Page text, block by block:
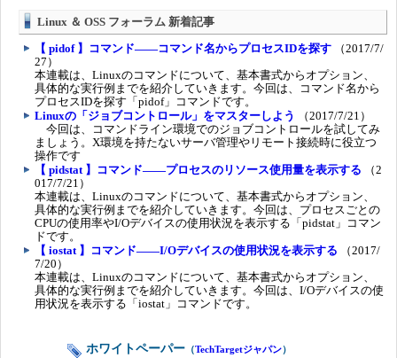
Linux ＆ OSS フォーラム 新着記事
【 pidof 】コマンド――コマンド名からプロセスIDを探す （2017/7/
27）
本連載は、Linuxのコマンドについて、基本書式からオプション、
具体的な実行例までを紹介していきます。今回は、コマンド名から
プロセスIDを探す「pidof」コマンドです。
Linuxの「ジョブコントロール」をマスターしよう
（2017/7/21）
今回は、コマンドライン環境でのジョブコントロールを試してみ
ましょう。X環境を持たないサーバ管理やリモート接続時に役立つ
操作です
【 pidstat 】コマンド――プロセスのリソース使用量を表示する （2
017/7/21）
本連載は、Linuxのコマンドについて、基本書式からオプション、
具体的な実行例までを紹介していきます。今回は、プロセスごとの
CPUの使用率やI/Oデバイスの使用状況を表示する「pidstat」コマン
ドです。
【 iostat 】コマンド――I/Oデバイスの使用状況を表示する （2017/
7/20）
本連載は、Linuxのコマンドについて、基本書式からオプション、
具体的な実行例までを紹介していきます。今回は、I/Oデバイスの使
用状況を表示する「iostat」コマンドです。
ホワイトペーパー （TechTargetジャパン）